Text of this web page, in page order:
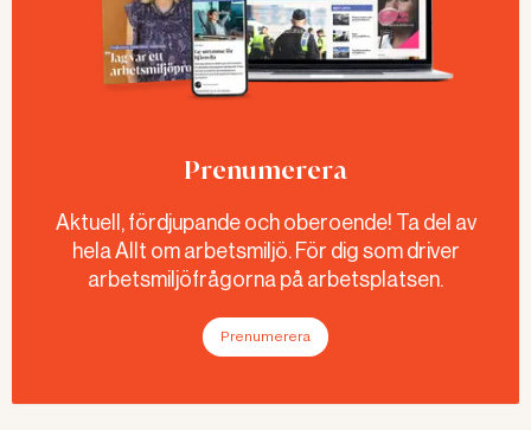
Prenumerera
Aktuell, fördjupande och oberoende! Ta del av
hela Allt om arbetsmiljö. För dig som driver
arbetsmiljöfrågorna på arbetsplatsen.
Prenumerera